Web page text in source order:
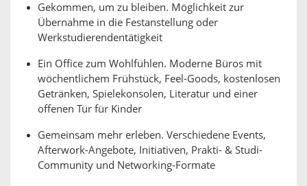
Gekommen, um zu bleiben. Möglichkeit zur
Übernahme in die Festanstellung oder
Werkstudierendentätigkeit
Ein Office zum Wohlfühlen. Moderne Büros mit
wöchentlichem Frühstück, Feel-Goods, kostenlosen
Getränken, Spielekonsolen, Literatur und einer
offenen Tür für Kinder
Gemeinsam mehr erleben. Verschiedene Events,
Afterwork-Angebote, Initiativen, Prakti- & Studi-
Community und Networking-Formate